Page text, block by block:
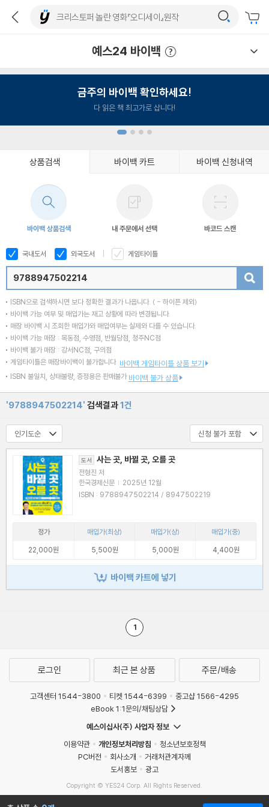
예스24 바이백
금주의 바이백 확인하세요!
다 읽은 책 최고가로 삽니다!
상품검색 바이백 카트 바이백 신청내역
바이백 상품검색 내 주문에서 선택 바코드 스캔
국내도서 외국도서 게임타이틀
ISBN으로 검색하시면 보다 정확한 결과가 나옵니다. ( - 하이픈 제외)
바이백 가능 여부 및 매입가는 재고 상황에 따라 변경됩니다.
매장 바이백 시 조회한 매입가와 매입여부는 실제와 다를 수 있습니다.
바이백 가능 매장 : 목동점, 수영점, 반월당점, 청주NC점
바이백 불가 매장 : 강서NC점, 구의점
게임타이틀은 매장바이백이 불가합니다. 바이백 게임타이틀 상품 보기
ISBN 불일치, 상태불량, 증정용은 판매불가 바이백 불가 상품
'9788947502214' 검색결과1건
도서 사는 곳, 바뀔 곳, 오를 곳
전형진 저
한국경제신문 | 2025년 12월
ISBN : 9788947502214 / 8947502219
정가 매입가(최상) 매입가(상)
매입가(중)
22,000원
5,500원 5,000원 4,400원
바이백 카트에 넣기
1
로그인 최근 본 상품 주문/배송
고객센터 1544-3800 티켓 1544-6399
중고샵 1566-4295
eBook 1:1문의/채팅상담
예스이십사(주) 사업자 정보
이용약관
개인정보처리방침
청소년보호정책
PC버전
회사소개
거래처관계자께
도서홍보
광고
Copyright © YES24 Corp. All Rights Reserved.
MATOM14